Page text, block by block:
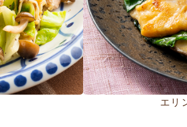
エリ